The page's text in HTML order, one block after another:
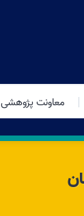
معاونت پژوهشی